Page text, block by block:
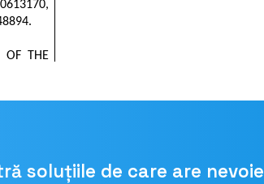
soluțiile de care are nevoie